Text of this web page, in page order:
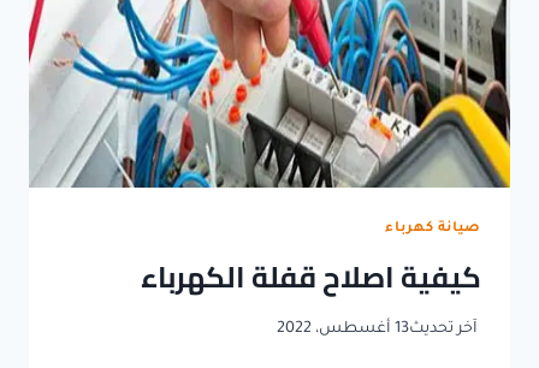
صيانة كهرباء
كيفية اصلاح قفلة الكهرباء
آخر تحديث13 أغسطس، 2022